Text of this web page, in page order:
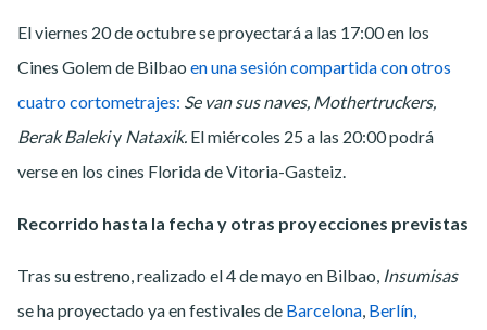
El viernes 20 de octubre se proyectará a las 17:00 en los
Cines Golem de Bilbao en una sesión compartida con otros
cuatro cortometrajes: Se van sus naves, Mothertruckers,
Berak Balekiy Nataxik. El miércoles 25 a las 20:00 podrá
verse en los cines Florida de Vitoria-Gasteiz.
Recorrido hasta la fecha y otras proyecciones previstas
Tras su estreno, realizado el 4 de mayo en Bilbao, Insumisas
se ha proyectado ya en festivales de Barcelona, Berlín,